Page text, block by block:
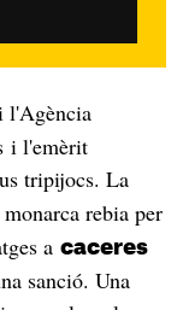
i l'emèrit
tripijocs. La
rebia per
a caceres
sanció. Una